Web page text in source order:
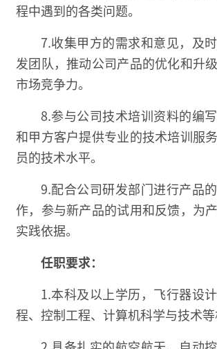
程中遇到的各类问题。
7.收集甲方的需求和意见，及
发团队，推动公司产品的优化和升
市场竞争力。
8.参与公司技术培训资料的编
和甲方客户提供专业的技术培训服
员的技术水平。
9.配合公司研发部门进行产品
作，参与新产品的试用和反馈，为
实践依据。
任职要求：
1.本科及以上学历，飞行器设
程、控制工程、计算机科学与技术等